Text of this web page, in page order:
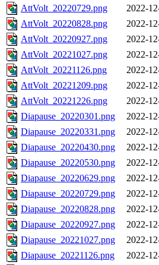
AttVolt_20220729.png
2022-
AttVolt_20220828.png
2022-
AttVolt_20220927.png
2022-
AttVolt_20221027.png
2022-
AttVolt_20221126.png
2022-
AttVolt_20221209.png
2022-
AttVolt_20221226.png
2022-
Diapause_20220301.png
2022-
Diapause_20220331.png
2022-
Diapause_20220430.png
2022-
Diapause_20220530.png
2022-
Diapause_20220629.png
2022-
Diapause_20220729.png
2022-
Diapause_20220828.png
2022-
Diapause_20220927.png
2022-
Diapause_20221027.png
2022-
Diapause_20221126.png
2022-